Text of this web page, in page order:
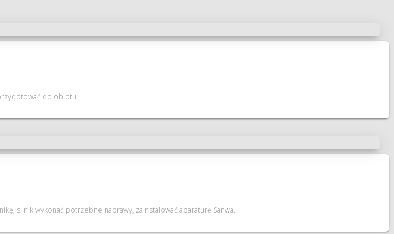
do oblotu.
silnik wykonać potrzebne naprawy, zainstalować aparaturę Sanwa.